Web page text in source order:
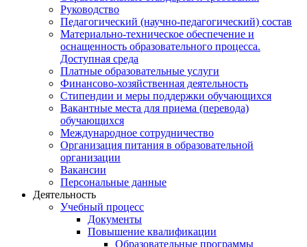
Руководство
Педагогический (научно-педагогический) состав
Материально-техническое обеспечение и
оснащенность образовательного процесса.
Доступная среда
Платные образовательные услуги
Финансово-хозяйственная деятельность
Стипендии и меры поддержки обучающихся
Вакантные места для приема (перевода)
обучающихся
Международное сотрудничество
Организация питания в образовательной
организации
Вакансии
Персональные данные
Деятельность
Учебный процесс
Документы
Повышение квалификации
Образовательные программы